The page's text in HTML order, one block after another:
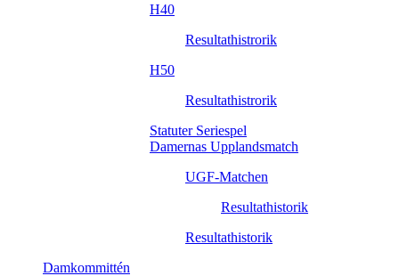
H40
Resultathistrorik
H50
Resultathistrorik
Statuter Seriespel
Damernas Upplandsmatch
UGF-Matchen
Resultathistorik
Resultathistorik
Damkommittén